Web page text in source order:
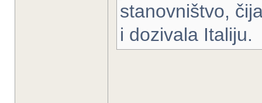
stanovništvo,
i dozivala Italiju.